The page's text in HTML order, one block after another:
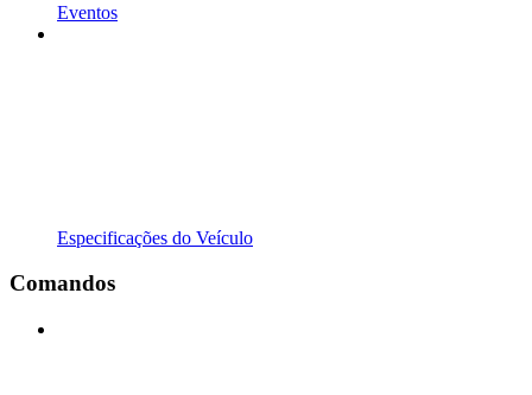
Eventos
Especificações do Veículo
Comandos